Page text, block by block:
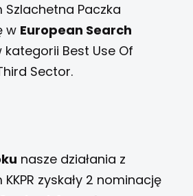
Szlachetna Paczka
w European Search
kategorii Best Use Of
Sector.
nasze działania z
zyskały 2 nominację